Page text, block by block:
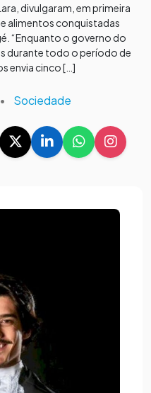
divulgaram, em primeira
alimentos conquistadas
“Enquanto o governo do
durante todo o período de
envia cinco […]
• Sociedade